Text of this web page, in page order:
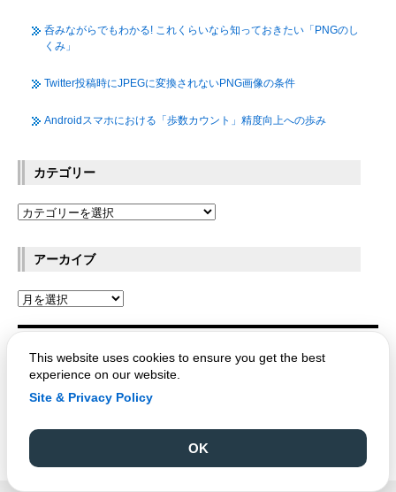
呑みながらでもわかる! これくらいなら知っておきたい「PNGのし
くみ」
Twitter投稿時にJPEGに変換されないPNG画像の条件
Androidスマホにおける「歩数カウント」精度向上への歩み
カテゴリー
アーカイブ
OPTPiX Labs Blog
Copyright © CRI Middleware Co., Ltd.
This website uses cookies to ensure you get the best
experience on our website.
Site & Privacy Policy
OK